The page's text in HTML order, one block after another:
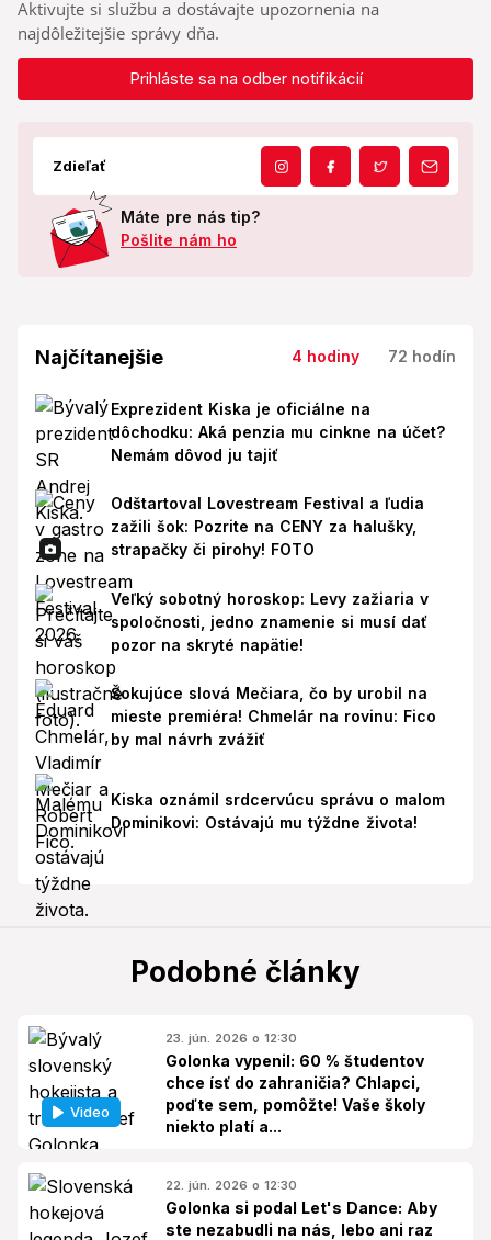
Aktivujte si službu a dostávajte upozornenia na
najdôležitejšie správy dňa.
Prihláste sa na odber notifikácií
Zdieľať
Máte pre nás tip?
Pošlite nám ho
Najčítanejšie 4 hodiny 72 hodín
Exprezident Kiska je oficiálne na
dôchodku: Aká penzia mu cinkne na účet?
Nemám dôvod ju tajiť
Odštartoval Lovestream Festival a ľudia
zažili šok: Pozrite na CENY za halušky,
strapačky či pirohy! FOTO
Veľký sobotný horoskop: Levy zažiaria v
spoločnosti, jedno znamenie si musí dať
pozor na skryté napätie!
Šokujúce slová Mečiara, čo by urobil na
mieste premiéra! Chmelár na rovinu: Fico
by mal návrh zvážiť
Kiska oznámil srdcervúcu správu o malom
Dominikovi: Ostávajú mu týždne života!
Podobné články
Video
23. jún. 2026 o 12:30
Golonka vypenil: 60 % študentov
chce ísť do zahraničia? Chlapci,
poďte sem, pomôžte! Vaše školy
niekto platí a...
22. jún. 2026 o 12:30
Golonka si podal Let's Dance: Aby
ste nezabudli na nás, lebo ani raz